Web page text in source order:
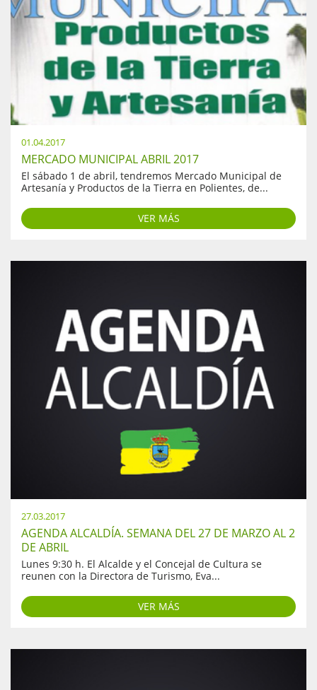
01.04.2017
MERCADO MUNICIPAL ABRIL 2017
El sábado 1 de abril, tendremos Mercado Municipal de
Artesanía y Productos de la Tierra en Polientes, de...
VER MÁS
27.03.2017
AGENDA ALCALDÍA. SEMANA DEL 27 DE MARZO AL 2
DE ABRIL
Lunes 9:30 h. El Alcalde y el Concejal de Cultura se
reunen con la Directora de Turismo, Eva...
VER MÁS